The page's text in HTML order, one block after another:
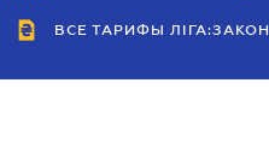
ВСЕ ТАРИФЫ ЛІГА:ЗАКОН